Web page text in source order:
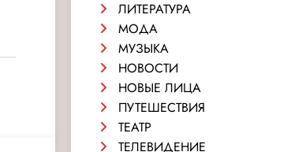
ЛИТЕРАТУРА
МОДА
МУЗЫКА
НОВОСТИ
НОВЫЕ ЛИЦА
ПУТЕШЕСТВИЯ
ТЕАТР
ТЕЛЕВИДЕНИЕ